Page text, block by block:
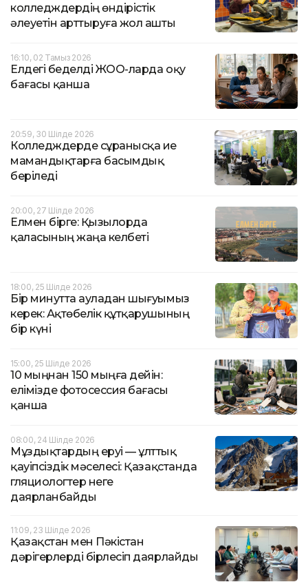
колледждердің өндірістік
әлеуетін арттыруға жол ашты
16:10, 02 Тамыз 2026
Елдегі беделді ЖОО-ларда оқу
бағасы қанша
20:59, 30 Шілде 2026
Колледждерде сұранысқа ие
мамандықтарға басымдық
беріледі
20:00, 27 Шілде 2026
Елмен бірге: Қызылорда
қаласының жаңа келбеті
18:00, 25 Шілде 2026
Бір минутта ауладан шығуымыз
керек: Ақтөбелік құтқарушының
бір күні
15:00, 25 Шілде 2026
10 мыңнан 150 мыңға дейін:
елімізде фотосессия бағасы
қанша
08:00, 24 Шілде 2026
Мұздықтардың еруі — ұлттық
қауіпсіздік мәселесі: Қазақстанда
гляциологтер неге
даярланбайды
11:09, 23 Шілде 2026
Қазақстан мен Пәкістан
дәрігерлерді бірлесіп даярлайды